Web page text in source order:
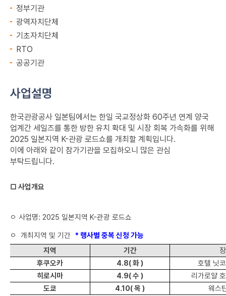
정부기관
광역자치단체
기초자치단체
RTO
공공기관
사업설명
한국관광공사 일본팀에서는 한일 국교정상화 60주년 연계 양국
업계간 세일즈를 통한 방한 유치 확대 및 시장 회복 가속화를 위해
2025 일본지역 K-관광 로드쇼를 개최할 계획입니다.
이에 아래와 같이 참가기관을 모집하오니 많은 관심
부탁드립니다.
□ 사업개요
ㅇ 사업명: 2025 일본지역 K-관광 로드쇼
ㅇ 개최지역 및 기간 * 행사별 중복 신청 가능
지역
기간
후쿠오카
4.8(화)
호텔 닛
히로시마
4.9(수 )
리가로얄
도쿄
4.10(목 ) 웨스